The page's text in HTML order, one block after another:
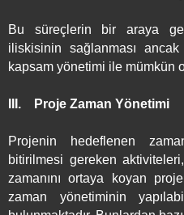
Bu süreçlerin bir araya
iliskisinin sağlanması
kapsam yönetimi ile mümkün
III. Proje Zaman Yönetimi
Projenin hedeflenen
bitirilmesi gereken
zamanını ortaya koyan
zaman yönetiminin